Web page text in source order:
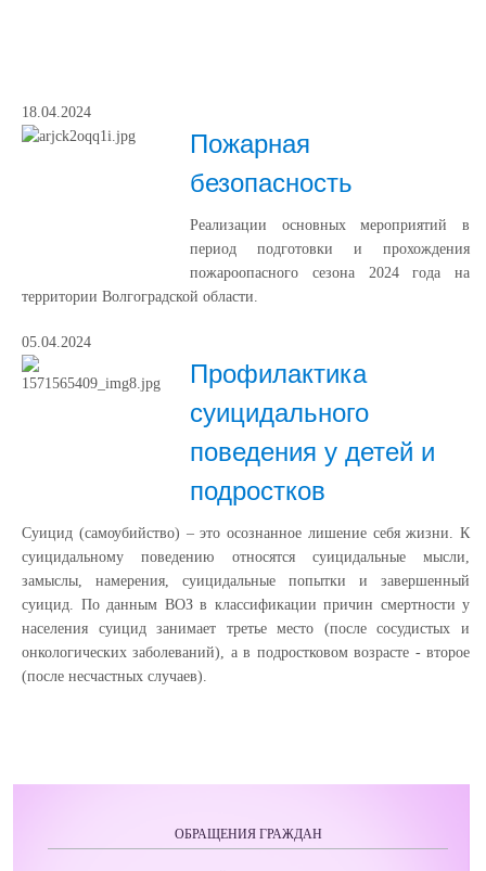
18.04.2024
Пожарная
безопасность
Реализации основных мероприятий в
период подготовки и прохождения
пожароопасного сезона 2024 года на
территории Волгоградской области.
05.04.2024
Профилактика
суицидального
поведения у детей и
подростков
Суицид (самоубийство) – это осознанное лишение себя жизни. К
суицидальному поведению относятся суицидальные мысли,
замыслы, намерения, суицидальные попытки и завершенный
суицид. По данным ВОЗ в классификации причин смертности у
населения суицид занимает третье место (после сосудистых и
онкологических заболеваний), а в подростковом возрасте - второе
(после несчастных случаев).
ОБРАЩЕНИЯ ГРАЖДАН